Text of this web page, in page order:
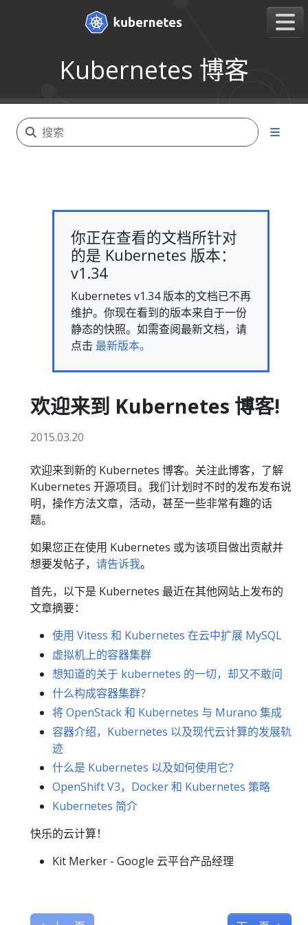
Kubernetes 博客
你正在查看的文档所针对
的是 Kubernetes 版本：
v1.34
Kubernetes v1.34 版本的文档已不再
维护。你现在看到的版本来自于一份
静态的快照。如需查阅最新文档，请
点击 最新版本。
欢迎来到 Kubernetes 博客!
2015.03.20
欢迎来到新的 Kubernetes 博客。关注此博客，了解
Kubernetes 开源项目。我们计划时不时的发布发布说
明，操作方法文章，活动，甚至一些非常有趣的话
题。
如果您正在使用 Kubernetes 或为该项目做出贡献并
想要发帖子， 请告诉我。
首先，以下是 Kubernetes 最近在其他网站上发布的
文章摘要：
使用 Vitess 和 Kubernetes 在云中扩展 MySQL
虚拟机上的容器集群
想知道的关于 kubernetes 的一切，却又不敢问
什么构成容器集群？
将 OpenStack 和 Kubernetes 与 Murano 集成
容器介绍，Kubernetes 以及现代云计算的发展轨
迹
什么是 Kubernetes 以及如何使用它？
OpenShift V3，Docker 和 Kubernetes 策略
Kubernetes 简介
快乐的云计算！
Kit Merker - Google 云平台产品经理